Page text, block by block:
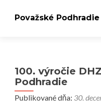
Považské Podhradie
100. výročie
Podhradie
Publikované dňa: 30.